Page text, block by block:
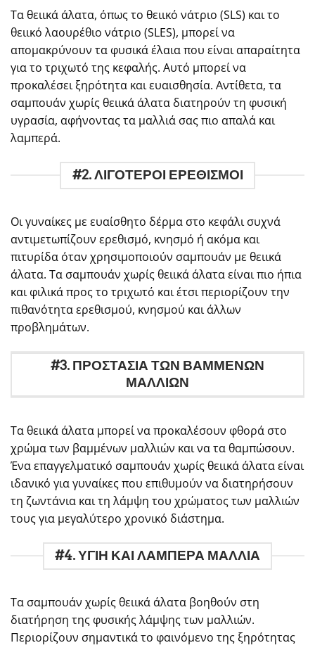
Τα θειικά άλατα, όπως το θειικό νάτριο (SLS) και το
θειικό λαουρέθιο νάτριο (SLES), μπορεί να
απομακρύνουν τα φυσικά έλαια που είναι απαραίτητα
για το τριχωτό της κεφαλής. Αυτό μπορεί να
προκαλέσει ξηρότητα και ευαισθησία. Αντίθετα, τα
σαμπουάν χωρίς θειικά άλατα διατηρούν τη φυσική
υγρασία, αφήνοντας τα μαλλιά σας πιο απαλά και
λαμπερά.
#2. ΛΙΓΟΤΕΡΟΙ ΕΡΕΘΙΣΜΟΙ
Οι γυναίκες με ευαίσθητο δέρμα στο κεφάλι συχνά
αντιμετωπίζουν ερεθισμό, κνησμό ή ακόμα και
πιτυρίδα όταν χρησιμοποιούν σαμπουάν με θειικά
άλατα. Τα σαμπουάν χωρίς θειικά άλατα είναι πιο ήπια
και φιλικά προς το τριχωτό και έτσι περιορίζουν την
πιθανότητα ερεθισμού, κνησμού και άλλων
προβλημάτων.
#3. ΠΡΟΣΤΑΣΙΑ ΤΩΝ ΒΑΜΜΕΝΩΝ
ΜΑΛΛΙΩΝ
Τα θειικά άλατα μπορεί να προκαλέσουν φθορά στο
χρώμα των βαμμένων μαλλιών και να τα θαμπώσουν.
Ένα επαγγελματικό σαμπουάν χωρίς θειικά άλατα είναι
ιδανικό για γυναίκες που επιθυμούν να διατηρήσουν
τη ζωντάνια και τη λάμψη του χρώματος των μαλλιών
τους για μεγαλύτερο χρονικό διάστημα.
#4. ΥΓΙΗ ΚΑΙ ΛΑΜΠΕΡΑ ΜΑΛΛΙΑ
Τα σαμπουάν χωρίς θειικά άλατα βοηθούν στη
διατήρηση της φυσικής λάμψης των μαλλιών.
Περιορίζουν σημαντικά το φαινόμενο της ξηρότητας